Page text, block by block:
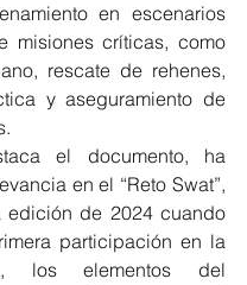
en escenarios
misiones críticas, como
rescate de rehenes,
y aseguramiento de
el documento, ha
en el “Reto Swat”,
edición de 2024 cuando
participación en la
los elementos del